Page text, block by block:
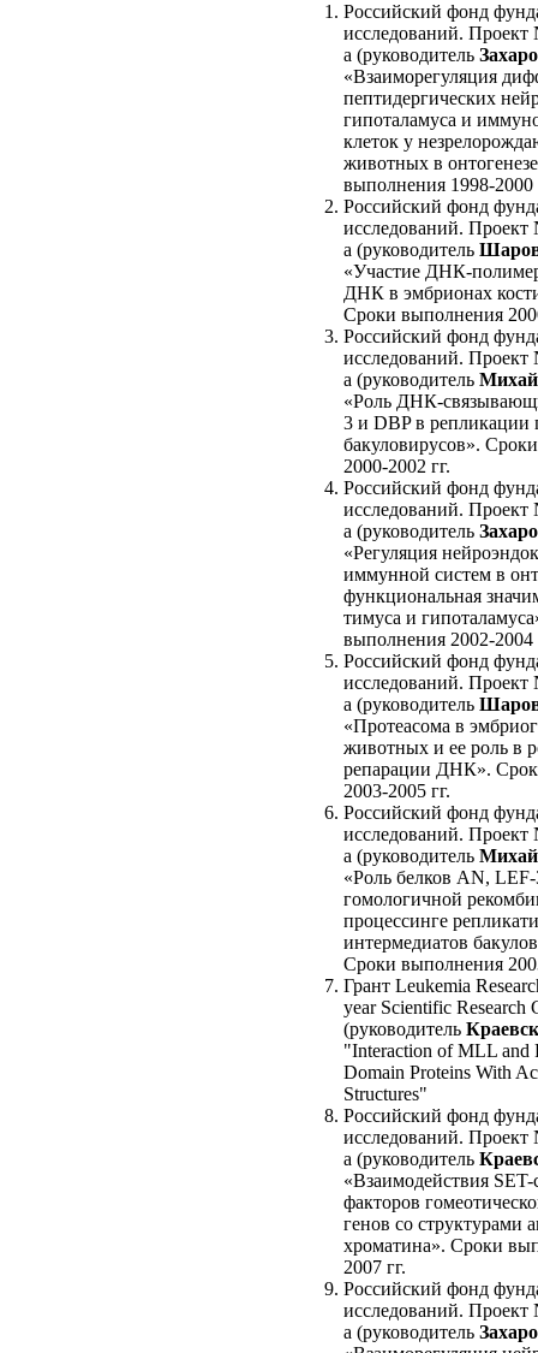
Российский фонд
исследований.
а (руководитель
«Взаиморегуляция
пептидергических
гипоталамуса и
клеток у
животных в
выполнения 1998-2000
Российский фонд
исследований.
а (руководитель
«Участие ДНК-
ДНК в эмбрионах
Сроки выполнения
Российский фонд
исследований.
а (руководитель
«Роль ДНК-
3 и DBP в репликации
бакуловирусов».
2000-2002 гг.
Российский фонд
исследований.
а (руководитель
«Регуляция
иммунной систем в
функциональная
тимуса и
выполнения 2002-2004
Российский фонд
исследований.
а (руководитель
«Протеасома в
животных и ее роль в
репарации ДНК».
2003-2005 гг.
Российский фонд
исследований.
а (руководитель
«Роль белков AN,
гомологичной
процессинге
интермедиатов
Сроки выполнения
Грант Leukemia
year Scientific Research
(руководитель
"Interaction of MLL and
Domain Proteins With
Structures"
Российский фонд
исследований.
а (руководитель
«Взаимодействия
факторов
генов со структурами
хроматина». Сроки
2007 гг.
Российский фонд
исследований.
а (руководитель